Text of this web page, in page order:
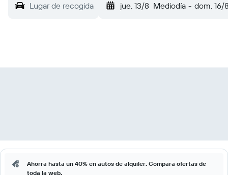
Lugar de recogida jue. 13/8 Mediodía - dom. 16/
Ahorra hasta un 40% en autos de alquiler. Compara ofertas de
toda la web.